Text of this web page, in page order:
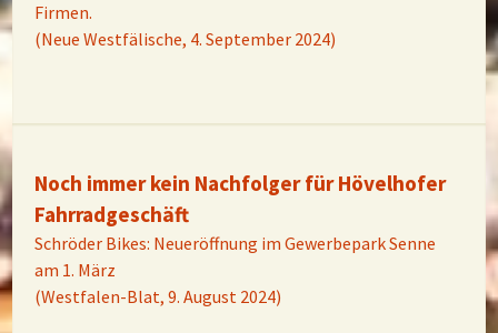
Firmen.
(Neue Westfälische, 4. September 2024)
Noch immer kein Nachfolger für Hövelhofer
Fahrradgeschäft
Schröder Bikes: Neueröffnung im Gewerbepark Senne
am 1. März
(Westfalen-Blat, 9. August 2024)